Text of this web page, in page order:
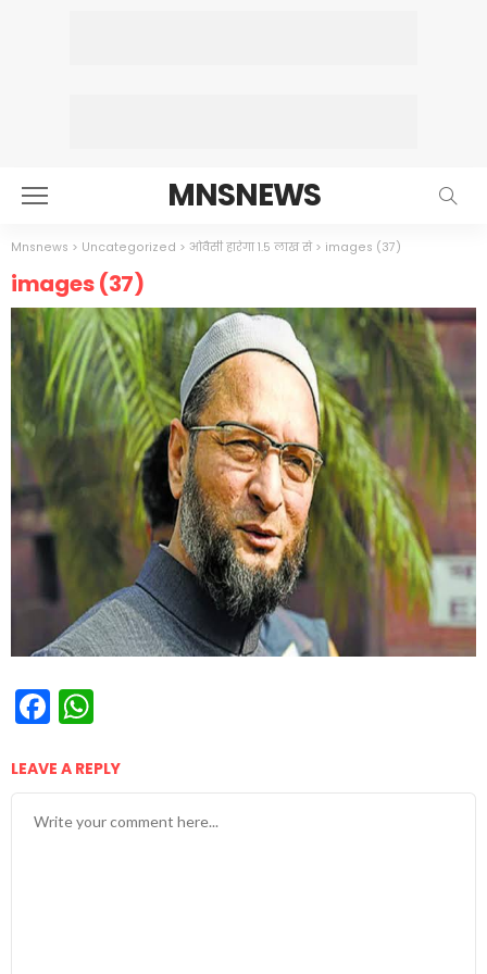
MNSNEWS
Mnsnews > Uncategorized > ओवैसी हारेगा 1.5 लाख से> images (37)
images (37)
Facebook
LEAVE A REPLY